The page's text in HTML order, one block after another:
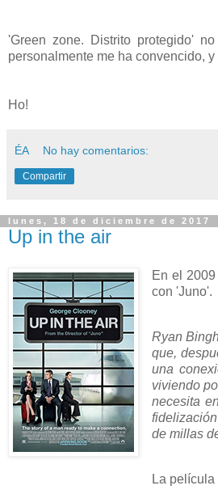
'Green zone. Distrito protegido'
personalmente me ha convencido,
Ho!
ÉA No hay comentarios:
Compartir
lunes, 18 de diciembre de 2017
Up in the air
En el
con 'Juno'.
Ryan
que,
una
viviendo
necesita
de millas
La